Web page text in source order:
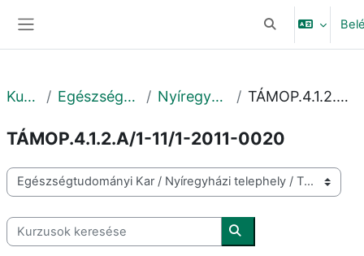
Keresési
Kurzusok Egészségtudományi Kar Nyíregyházi telephely TÁMOP.4.1.2.A/1-11/1-2011-0020
TÁMOP.4.1.2.A/1-11/1-2011-0020
Kurzuskategóriák
Kurzusok keresése
Kurzusok keresése